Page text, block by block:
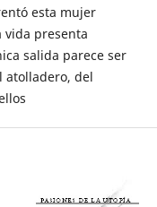
esta mujer
presenta
salida parece ser
atolladero, del